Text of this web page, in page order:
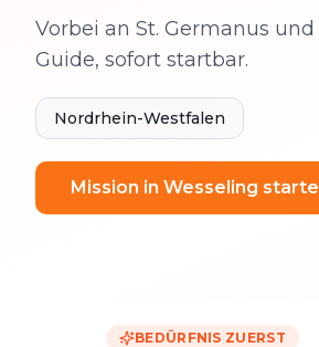
Vorbei an St. Germanus
Guide, sofort startbar.
Nordrhein-Westfalen
Mission in Wesseling
BEDÜRFNIS ZUERST